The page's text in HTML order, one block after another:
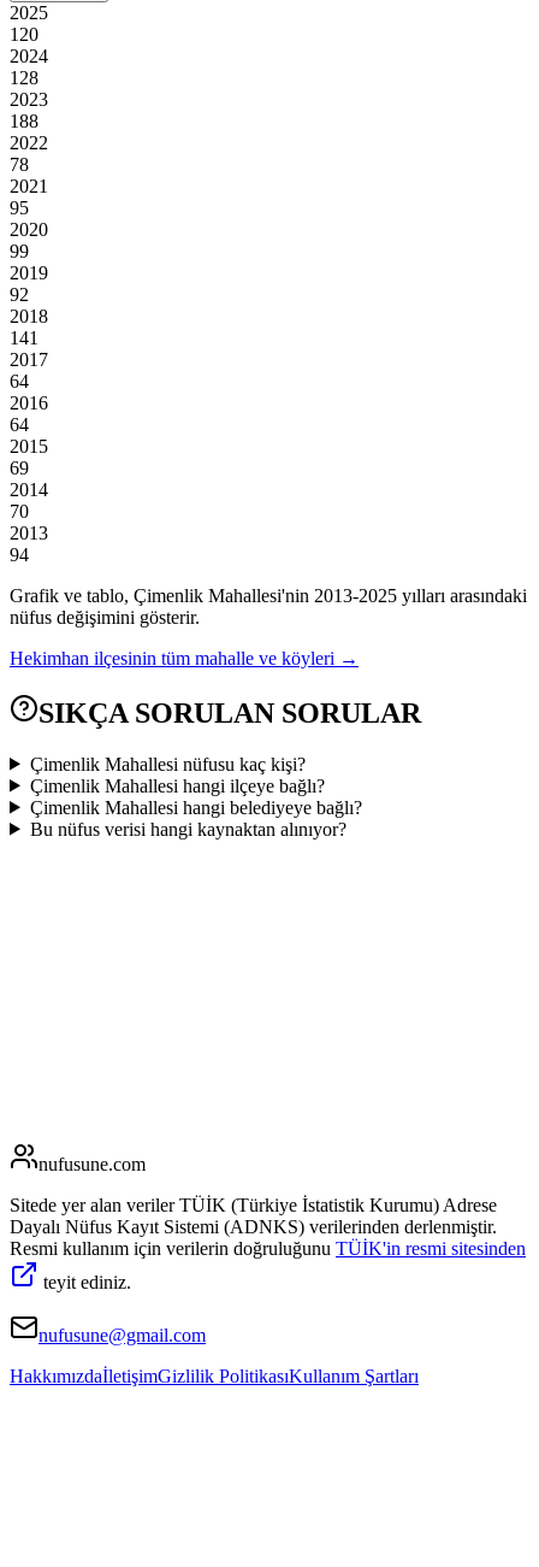
2025
120
2024
128
2023
188
2022
78
2021
95
2020
99
2019
92
2018
141
2017
64
2016
64
2015
69
2014
70
2013
94
Grafik ve tablo, Çimenlik Mahallesi'nin 2013-2025 yılları arasındaki
nüfus değişimini gösterir.
Hekimhan ilçesinin tüm mahalle ve köyleri →
SIKÇA SORULAN SORULAR
Çimenlik Mahallesi nüfusu kaç kişi?
Çimenlik Mahallesi hangi ilçeye bağlı?
Çimenlik Mahallesi hangi belediyeye bağlı?
Bu nüfus verisi hangi kaynaktan alınıyor?
nufusune.com
Sitede yer alan veriler TÜİK (Türkiye İstatistik Kurumu) Adrese
Dayalı Nüfus Kayıt Sistemi (ADNKS) verilerinden derlenmiştir.
Resmi kullanım için verilerin doğruluğunu TÜİK'in resmi sitesinden
teyit ediniz.
nufusune@gmail.com
HakkımızdaİletişimGizlilik PolitikasıKullanım Şartları